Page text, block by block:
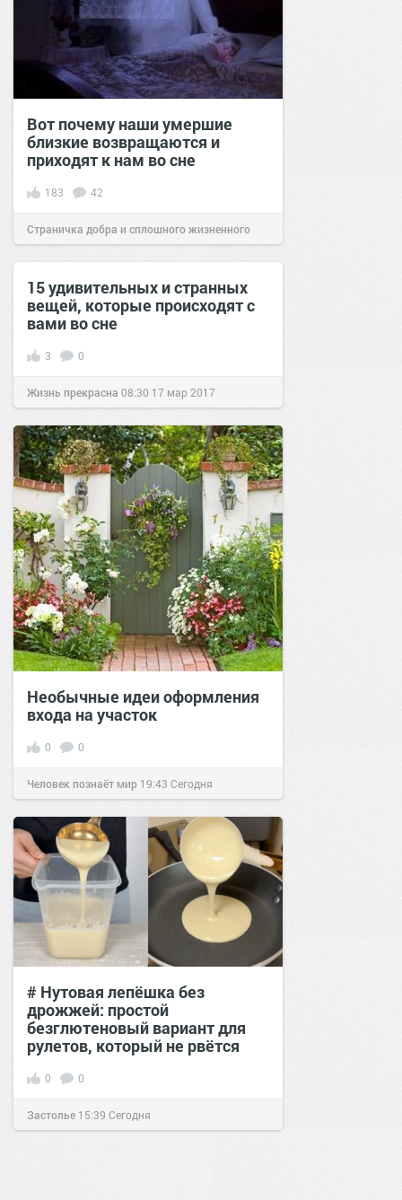
Вот почему наши умершие
близкие возвращаются и
приходят к нам во сне
183 42
Страничка добра и сплошного жизненного
позитива!07:0524 апр 2020
15 удивительных и странных
вещей, которые происходят с
вами во сне
3 0
Жизнь прекрасна 08:30 17 мар 2017
Необычные идеи оформления
входа на участок
0 0
Человек познаёт мир 19:43 Сегодня
# Нутовая лепёшка без
дрожжей: простой
безглютеновый вариант для
рулетов, который не рвётся
0 0
Застолье 15:39 Сегодня